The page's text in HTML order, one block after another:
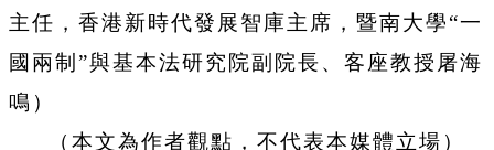
主任，香港新時代發展智庫主席，暨南大學“一
國兩制”與基本法研究院副院長、客座教授屠海
鳴）
（本文為作者觀點，不代表本媒體立場）